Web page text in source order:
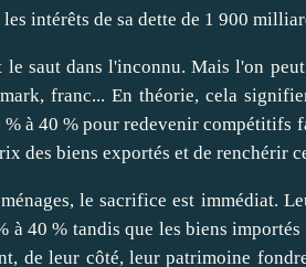
intérêts de sa dette de 1 900
le saut dans l'inconnu. Mais l'on peut
franc... En théorie, cela
% à 40 % pourredevenir compétitifs
des biens exportés et de renchérir
le sacrifice est immédiat.
à 40 % tandis que les biens
de leur côté, leur patrimoine